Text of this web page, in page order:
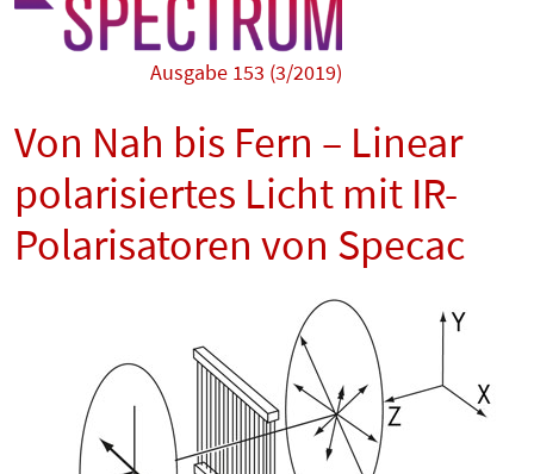
Ausgabe 153 (3/2019)
Von Nah bis Fern – Linear
polarisiertes Licht mit IR-
Polarisatoren von Specac